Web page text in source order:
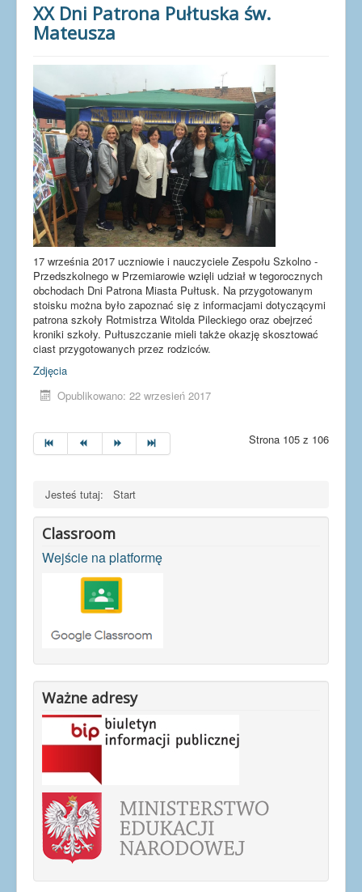
XX Dni Patrona Pułtuska św.
Mateusza
17 września 2017 uczniowie i nauczyciele Zespołu Szkolno -
Przedszkolnego w Przemiarowie wzięli udział w tegorocznych
obchodach Dni Patrona Miasta Pułtusk. Na przygotowanym
stoisku można było zapoznać się z informacjami dotyczącymi
patrona szkoły Rotmistrza Witolda Pileckiego oraz obejrzeć
kroniki szkoły. Pułtuszczanie mieli także okazję skosztować
ciast przygotowanych przez rodziców.
Zdjęcia
Opublikowano: 22 wrzesień 2017
Strona 105 z 106
Jesteś tutaj: Start
Classroom
Wejście na platformę
Ważne adresy